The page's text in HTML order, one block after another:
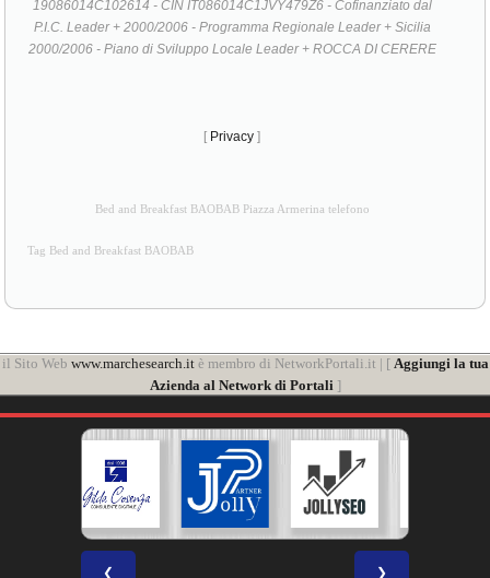
19086014C102614 - CIN IT086014C1JVY479Z6 - Cofinanziato dal
P.I.C. Leader + 2000/2006 - Programma Regionale Leader + Sicilia
2000/2006 - Piano di Sviluppo Locale Leader + ROCCA DI CERERE
[ Privacy ]
Bed and Breakfast BAOBAB Piazza Armerina telefono
Tag Bed and Breakfast BAOBAB
il Sito Web www.marchesearch.itè membro di NetworkPortali.it | [ Aggiungi la tua
Azienda al Network di Portali ]
❮ ❯